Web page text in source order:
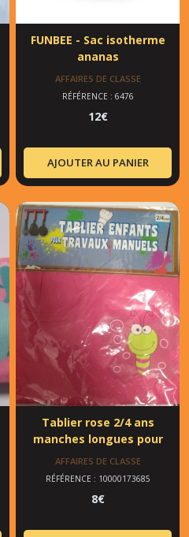
FUNBEE - Sac isotherme
ananas
AFFAIRES DE CLASSE
RÉFÉRENCE : 6476
12€
AJOUTER AU PANIER
Tablier rose 2/4 ans
manches longues pour
travaux manuels
AFFAIRES DE CLASSE
RÉFÉRENCE : 10000173685
8€